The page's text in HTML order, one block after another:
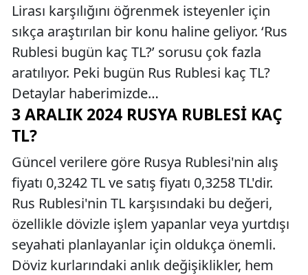
Lirası karşılığını öğrenmek isteyenler için
sıkça araştırılan bir konu haline geliyor. ‘Rus
Rublesi bugün kaç TL?’ sorusu çok fazla
aratılıyor. Peki bugün Rus Rublesi kaç TL?
Detaylar haberimizde…
3 ARALIK 2024 RUSYA RUBLESI KAÇ
TL?
Güncel verilere göre Rusya Rublesi'nin alış
fiyatı 0,3242 TL ve satış fiyatı 0,3258 TL'dir.
Rus Rublesi'nin TL karşısındaki bu değeri,
özellikle dövizle işlem yapanlar veya yurtdışı
seyahati planlayanlar için oldukça önemli.
Döviz kurlarındaki anlık değişiklikler, hem